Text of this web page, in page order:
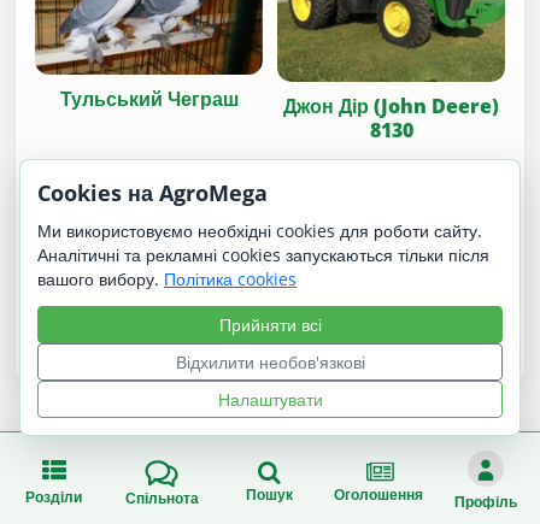
Тульський Чеграш
Джон Дір (John Deere)
8130
Палермо F1
Колінз
Розділи Спільнота Пошук Оголошення Профіль
Cookies на AgroMega
Ми використовуємо необхідні cookies для роботи сайту.
Аналітичні та рекламні cookies запускаються тільки після
вашого вибору. Політика cookies
Прийняти всі
Відхилити необов'язкові
Налаштувати